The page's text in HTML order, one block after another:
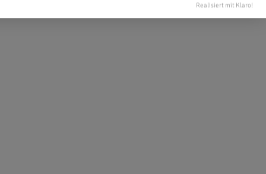
Realisiert mit Klaro!